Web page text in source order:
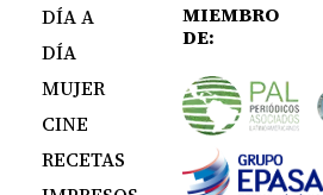
DÍA A
DÍA
MUJER
CINE
RECETAS
MIEMBRO
DE: